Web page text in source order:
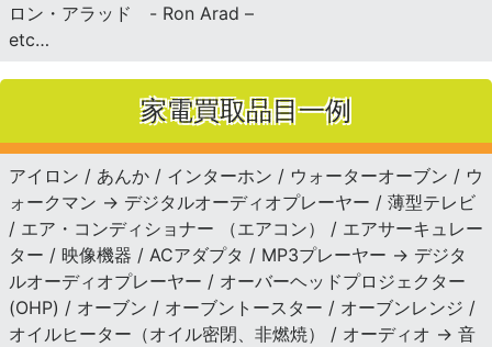
ロン・アラッド - Ron Arad –
etc…
家電買取品目一例
アイロン / あんか / インターホン / ウォーターオーブン / ウ
ォークマン → デジタルオーディオプレーヤー / 薄型テレビ
/ エア・コンディショナー （エアコン） / エアサーキュレー
ター / 映像機器 / ACアダプタ / MP3プレーヤー → デジタ
ルオーディオプレーヤー / オーバーヘッドプロジェクター
(OHP) / オーブン / オーブントースター / オーブンレンジ /
オイルヒーター（オイル密閉、非燃焼） / オーディオ → 音